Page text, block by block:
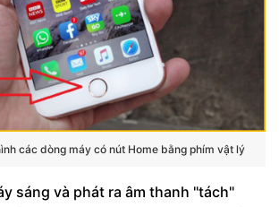
các dòng máy có nút Home bằng phím vật lý
sáng và phát ra âm thanh "tách"